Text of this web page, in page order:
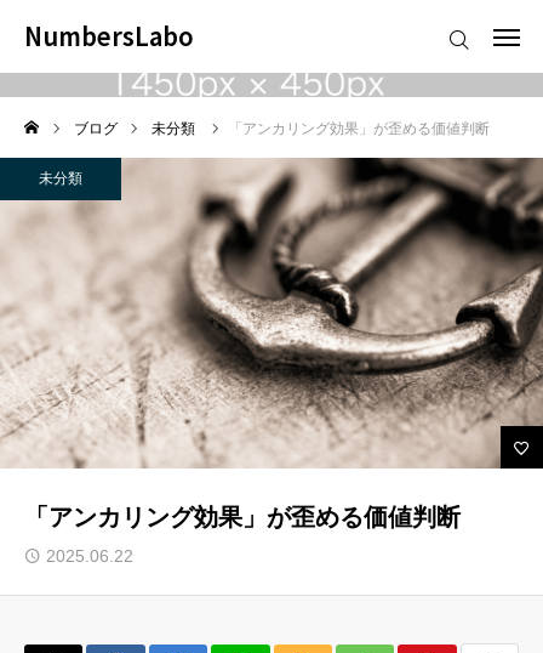
NumbersLabo
ブログ 未分類 「アンカリング効果」が歪める価値判断
未分類
「アンカリング効果」が歪める価値判断
2025.06.22
NumbersLabo
ログイン 会員登録
Counseling Plus
個別コンタクト
生徒/卒業生コンテンツ
Counseling Plus
個別コンタクト
生徒/卒業生コンテンツ